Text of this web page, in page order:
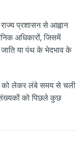
प्रशासन से आह्वान
अधिकारों, जिसमें
जाति या पंथ के भेदभाव के
को लेकर लंबे समय से चली
को पिछले कुछ